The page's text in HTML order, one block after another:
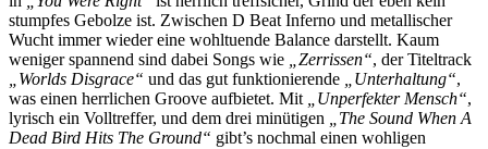
stumpfes Gebolze ist. Zwischen D Beat Inferno und metallischer
Wucht immer wieder eine wohltuende Balance darstellt. Kaum
weniger spannend sind dabei Songs wie
„Zerrissen“, der Titeltrack
„Worlds Disgrace“ und das gut funktionierende „Unterhaltung“,
was einen herrlichen Groove aufbietet. Mit
„Unperfekter Mensch“,
lyrisch ein Volltreffer, und dem drei minütigen
The Sound When A
Dead Bird Hits The Ground“ gibt’s nochmal einen wohligen